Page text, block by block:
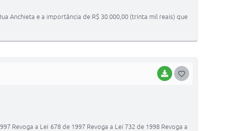
Anchieta e a importância de R$ 30.000,00 (trinta mil reais) que
BAIXAR
Revoga a Lei 678 de 1997 Revoga a Lei 732 de 1998 Revoga a